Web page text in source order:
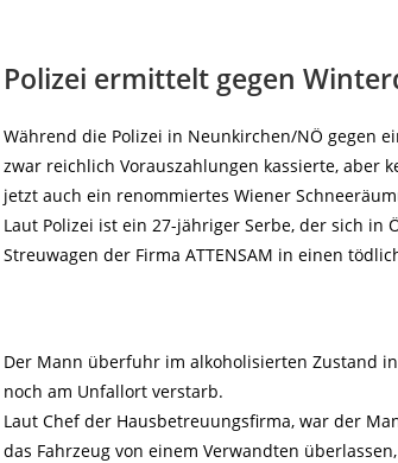
Polizei ermittelt gegen
Während die Polizei in Neunkirchen/NÖ gegen
zwar reichlich Vorauszahlungen kassierte, aber
jetzt auch ein renommiertes Wiener
Laut Polizei ist ein 27-jähriger Serbe, der sich
Streuwagen der Firma ATTENSAM in einen
Der Mann überfuhr im alkoholisierten Zustand
noch am Unfallort verstarb.
Laut Chef der Hausbetreuungsfirma, war der
das Fahrzeug von einem Verwandten